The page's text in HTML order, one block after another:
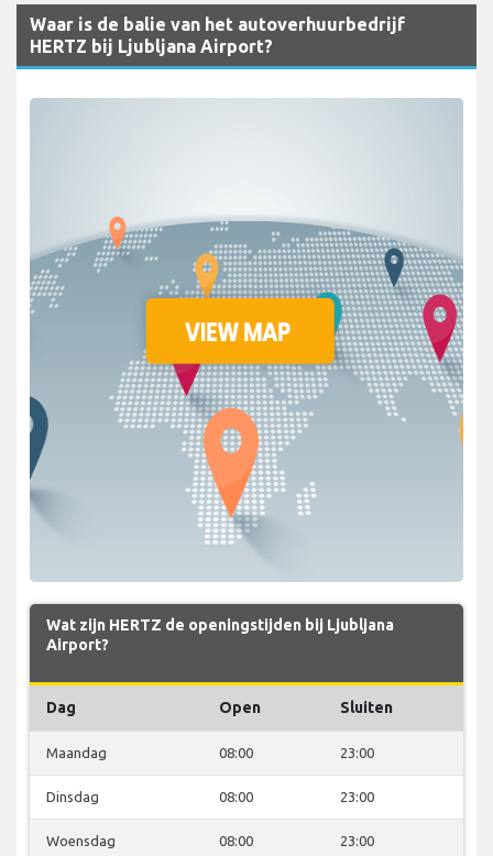
Waar is de balie van het autoverhuurbedrijf
HERTZ bij Ljubljana Airport?
Wat zijn HERTZ de openingstijden bij Ljubljana
Airport?
Dag Open Sluiten
Maandag 08:00 23:00
Dinsdag 08:00 23:00
Woensdag 08:00 23:00